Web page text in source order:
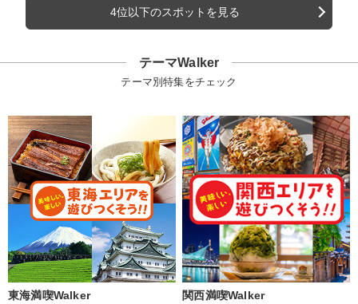
4位以下のスポットを見る
テーマWalker
テーマ別特集をチェック
東海満喫Walker 関西満喫Walker